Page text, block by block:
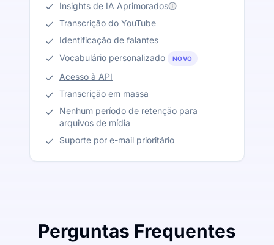
Insights de IA Aprimorados
Transcrição do YouTube
Identificação de falantes
Vocabulário personalizado
NOVO
Acesso à API
Transcrição em massa
Nenhum período de retenção para
arquivos de mídia
Suporte por e-mail prioritário
Perguntas Frequentes